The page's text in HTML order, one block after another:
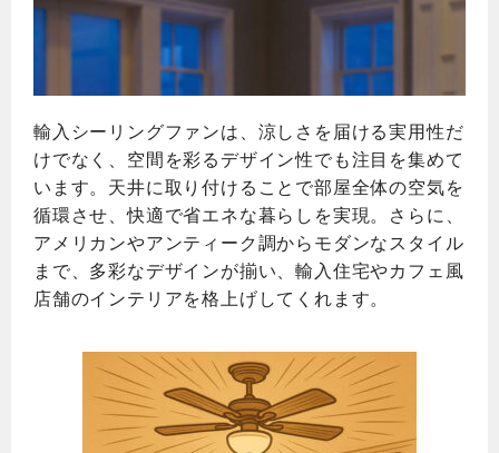
輸入シーリングファンは、涼しさを届ける実用性だ
けでなく、空間を彩るデザイン性でも注目を集めて
います。天井に取り付けることで部屋全体の空気を
循環させ、快適で省エネな暮らしを実現。さらに、
アメリカンやアンティーク調からモダンなスタイル
まで、多彩なデザインが揃い、輸入住宅やカフェ風
店舗のインテリアを格上げしてくれます。